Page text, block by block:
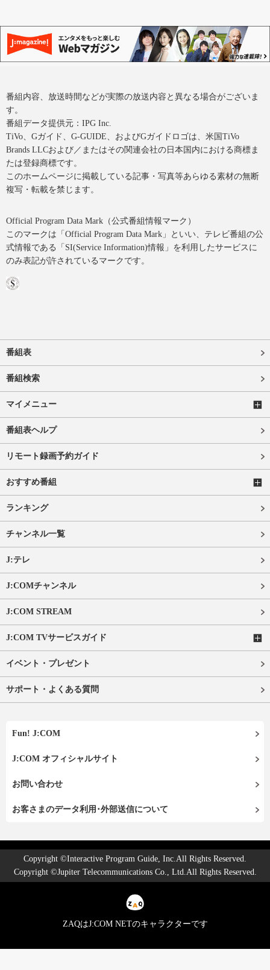
番組内容、放送時間などが実際の放送内容と異なる場合がございま
す。
番組データ提供元：IPG Inc.
TiVo、Gガイド、G-GUIDE、およびGガイドロゴは、米国TiVo
Brands LLCおよび／またはその関連会社の日本国内における商標ま
たは登録商標です。
このホームページに掲載している記事・写真等あらゆる素材の無断
複写・転載を禁じます。
Official Program Data Mark（公式番組情報マーク）
このマークは「Official Program Data Mark」といい、テレビ番組の公
式情報である「SI(Service Information)情報」を利用したサービスに
のみ表記が許されているマークです。
番組表
番組検索
マイメニュー
番組表ヘルプ
リモート録画予約ガイド
おすすめ番組
ランキング
チャンネル一覧
J:テレ
J:COMチャンネル
J:COM STREAM
J:COM TVサービスガイド
イベント・プレゼント
サポート・よくある質問
Fun! J:COM
J:COM オフィシャルサイト
お問い合わせ
お客さまのデータ利用･外部送信について
Copyright ©Interactive Program Guide, Inc.All Rights Reserved.
Copyright ©Jupiter Telecommunications Co., Ltd.All Rights Reserved.
ZAQはJ:COM NETのキャラクターです